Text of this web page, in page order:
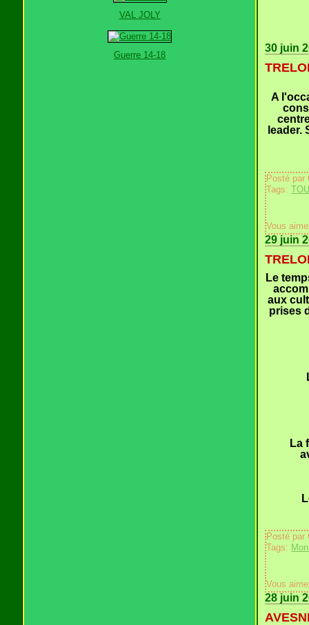
VAL JOLY
Guerre 14-18
30 juin
A
leader.
Posté par
Tags:
Vous
29 juin
Le
aux
prises
La
Posté par
Tags:
Vous
28 juin